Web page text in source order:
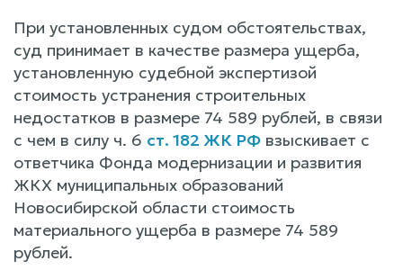
При установленных судом обстоятельствах,
суд принимает в качестве размера ущерба,
установленную судебной экспертизой
стоимость устранения строительных
недостатков в размере 74 589 рублей, в связи
с чем в силу ч. 6 ст. 182 ЖК РФ взыскивает с
ответчика Фонда модернизации и развития
ЖКХ муниципальных образований
Новосибирской области стоимость
материального ущерба в размере 74 589
рублей.